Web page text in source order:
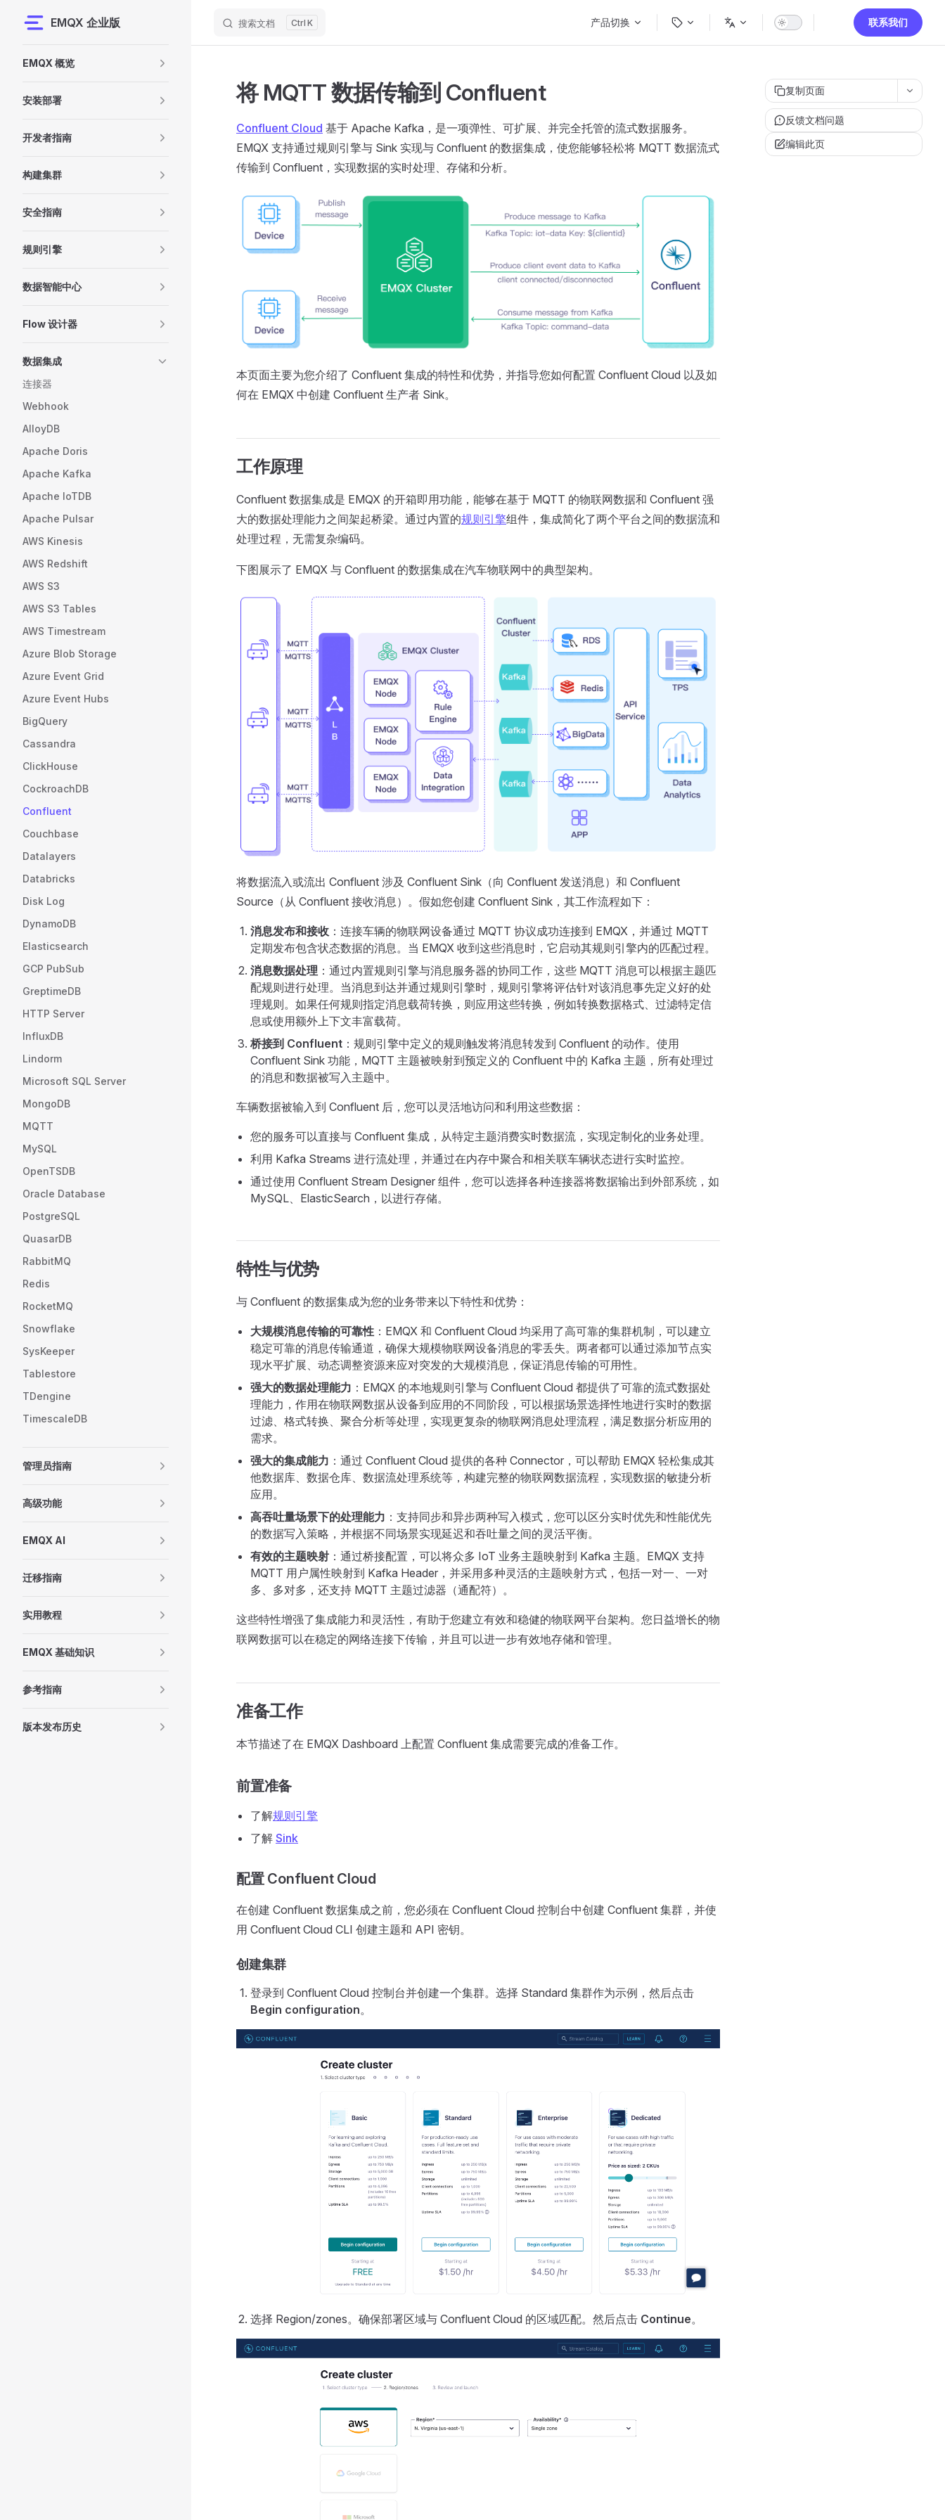
Skip to content
EMQX 企业版 搜索文档 K 产品切换 联系我们
EMQX 概览
安装部署
开发者指南
构建集群
安全指南
规则引擎
数据智能中心
Flow 设计器
数据集成
连接器
Webhook
AlloyDB
Apache Doris
Apache Kafka
Apache IoTDB
Apache Pulsar
AWS Kinesis
AWS Redshift
AWS S3
AWS S3 Tables
AWS Timestream
Azure Blob Storage
Azure Event Grid
Azure Event Hubs
BigQuery
Cassandra
ClickHouse
CockroachDB
Confluent
Couchbase
Datalayers
Databricks
Disk Log
DynamoDB
Elasticsearch
GCP PubSub
GreptimeDB
HTTP Server
InfluxDB
Lindorm
Microsoft SQL Server
MongoDB
MQTT
MySQL
OpenTSDB
Oracle Database
PostgreSQL
QuasarDB
RabbitMQ
Redis
RocketMQ
Snowflake
SysKeeper
Tablestore
TDengine
TimescaleDB
管理员指南
高级功能
EMQX AI
迁移指南
实用教程
EMQX 基础知识
参考指南
版本发布历史
复制页面
反馈文档问题
编辑此页
将 MQTT 数据传输到 Confluent
Confluent Cloud 基于 Apache Kafka，是一项弹性、可扩展、并完全托管的流式数据服务。
EMQX 支持通过规则引擎与 Sink 实现与 Confluent 的数据集成，使您能够轻松将 MQTT 数据流式
传输到 Confluent，实现数据的实时处理、存储和分析。
本页面主要为您介绍了 Confluent 集成的特性和优势，并指导您如何配置 Confluent Cloud 以及如
何在 EMQX 中创建 Confluent 生产者 Sink。
工作原理
Confluent 数据集成是 EMQX 的开箱即用功能，能够在基于 MQTT 的物联网数据和 Confluent 强
大的数据处理能力之间架起桥梁。通过内置的规则引擎组件，集成简化了两个平台之间的数据流和
处理过程，无需复杂编码。
下图展示了 EMQX 与 Confluent 的数据集成在汽车物联网中的典型架构。
将数据流入或流出 Confluent 涉及 Confluent Sink（向 Confluent 发送消息）和 Confluent
Source（从 Confluent 接收消息）。假如您创建 Confluent Sink，其工作流程如下：
消息发布和接收 ：连接车辆的物联网设备通过 MQTT 协议成功连接到 EMQX，并通过 MQTT
定期发布包含状态数据的消息。当 EMQX 收到这些消息时，它启动其规则引擎内的匹配过程。
消息数据处理 ：通过内置规则引擎与消息服务器的协同工作，这些 MQTT 消息可以根据主题匹
配规则进行处理。当消息到达并通过规则引擎时，规则引擎将评估针对该消息事先定义好的处
理规则。如果任何规则指定消息载荷转换，则应用这些转换，例如转换数据格式、过滤特定信
息或使用额外上下文丰富载荷。
桥接到 Confluent ：规则引擎中定义的规则触发将消息转发到 Confluent 的动作。使用
Confluent Sink 功能，MQTT 主题被映射到预定义的 Confluent 中的 Kafka 主题，所有处理过
的消息和数据被写入主题中。
车辆数据被输入到 Confluent 后，您可以灵活地访问和利用这些数据：
您的服务可以直接与 Confluent 集成，从特定主题消费实时数据流，实现定制化的业务处理。
利用 Kafka Streams 进行流处理，并通过在内存中聚合和相关联车辆状态进行实时监控。
通过使用 Confluent Stream Designer 组件，您可以选择各种连接器将数据输出到外部系统，如
MySQL、ElasticSearch，以进行存储。
特性与优势
与 Confluent 的数据集成为您的业务带来以下特性和优势：
大规模消息传输的可靠性 ：EMQX 和 Confluent Cloud 均采用了高可靠的集群机制，可以建立
稳定可靠的消息传输通道，确保大规模物联网设备消息的零丢失。两者都可以通过添加节点实
现水平扩展、动态调整资源来应对突发的大规模消息，保证消息传输的可用性。
强大的数据处理能力 ：EMQX 的本地规则引擎与 Confluent Cloud 都提供了可靠的流式数据处
理能力，作用在物联网数据从设备到应用的不同阶段，可以根据场景选择性地进行实时的数据
过滤、格式转换、聚合分析等处理，实现更复杂的物联网消息处理流程，满足数据分析应用的
需求。
强大的集成能力 ：通过 Confluent Cloud 提供的各种 Connector，可以帮助 EMQX 轻松集成其
他数据库、数据仓库、数据流处理系统等，构建完整的物联网数据流程，实现数据的敏捷分析
应用。
高吞吐量场景下的处理能力 ：支持同步和异步两种写入模式，您可以区分实时优先和性能优先
的数据写入策略，并根据不同场景实现延迟和吞吐量之间的灵活平衡。
有效的主题映射 ：通过桥接配置，可以将众多 IoT 业务主题映射到 Kafka 主题。EMQX 支持
MQTT 用户属性映射到 Kafka Header，并采用多种灵活的主题映射方式，包括一对一、一对
多、多对多，还支持 MQTT 主题过滤器（通配符）。
这些特性增强了集成能力和灵活性，有助于您建立有效和稳健的物联网平台架构。您日益增长的物
联网数据可以在稳定的网络连接下传输，并且可以进一步有效地存储和管理。
准备工作
本节描述了在 EMQX Dashboard 上配置 Confluent 集成需要完成的准备工作。
前置准备
了解规则引擎
了解 Sink
配置 Confluent Cloud
在创建 Confluent 数据集成之前，您必须在 Confluent Cloud 控制台中创建 Confluent 集群，并使
用 Confluent Cloud CLI 创建主题和 API 密钥。
创建集群
登录到 Confluent Cloud 控制台并创建一个集群。选择 Standard 集群作为示例，然后点击
Begin configuration。
选择 Region/zones。确保部署区域与 Confluent Cloud 的区域匹配。然后点击 Continue。